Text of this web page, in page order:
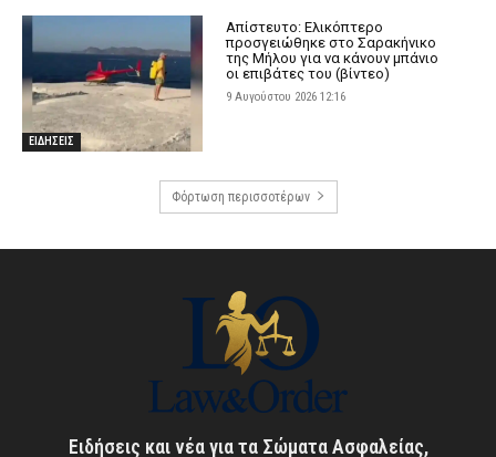
ΕΙΔΗΣΕΙΣ
Απίστευτο: Ελικόπτερο
προσγειώθηκε στο Σαρακήνικο
της Μήλου για να κάνουν μπάνιο
οι επιβάτες του (βίντεο)
9 Αυγούστου 2026 12:16
Φόρτωση περισσοτέρων
Ειδήσεις και νέα για τα Σώματα Ασφαλείας,